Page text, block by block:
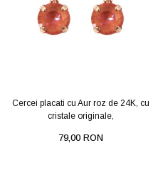
Cercei placati cu Aur roz de 24K, cu
cristale originale,
79,00 RON